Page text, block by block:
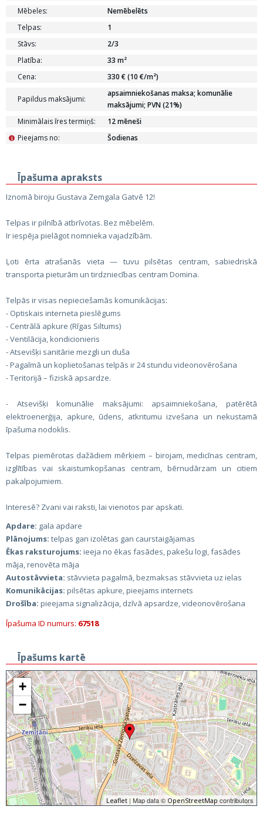
Mēbeles:
Nemēbelēts
Telpas:
1
Stāvs:
2/3
Platība:
33 m²
Cena:
330 € (10 €/m²)
Papildus maksājumi:
apsaimniekošanas maksa; komunālie
maksājumi; PVN (21%)
Minimālais īres termiņš:
12 mēneši
Pieejams no:
i Šodienas
Īpašuma apraksts
Iznomā biroju Gustava Zemgala Gatvē 12!
Telpas ir pilnībā atbrīvotas. Bez mēbelēm.
Ir iespēja pielāgot nomnieka vajadzībām.
Ļoti ērta atrašanās vieta — tuvu pilsētas centram, sabiedriskā
transporta pieturām un tirdzniecības centram Domina.
Telpās ir visas nepieciešamās komunikācijas:
- Optiskais interneta pieslēgums
- Centrālā apkure (Rīgas Siltums)
- Ventilācija, kondicionieris
- Atsevišķi sanitārie mezgli un duša
- Pagalmā un koplietošanas telpās ir 24 stundu videonovērošana
- Teritorijā – fiziskā apsardze.
- Atsevišķi komunālie maksājumi: apsaimniekošana, patērētā
elektroenerģija, apkure, ūdens, atkritumu izvešana un nekustamā
īpašuma nodoklis.
Telpas piemērotas dažādiem mērķiem – birojam, medicīnas centram,
izglītības vai skaistumkopšanas centram, bērnudārzam un citiem
pakalpojumiem.
Interesē? Zvani vai raksti, lai vienotos par apskati.
Apdare: gala apdare
Plānojums: telpas gan izolētas gan caurstaigājamas
Ēkas raksturojums: ieeja no ēkas fasādes, pakešu logi, fasādes
māja, renovēta māja
Autostāvvieta: stāvvieta pagalmā, bezmaksas stāvvieta uz ielas
Komunikācijas: pilsētas apkure, pieejams internets
Drošība: pieejama signalizācija, dzīvā apsardze, videonovērošana
Īpašuma ID numurs: 67518
Īpašums kartē
+
−
Leaflet| Map data ©OpenStreetMap contributors